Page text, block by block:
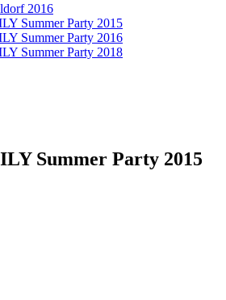
2016
Summer Party 2015
Summer Party 2016
Summer Party 2018
Summer Party 2015